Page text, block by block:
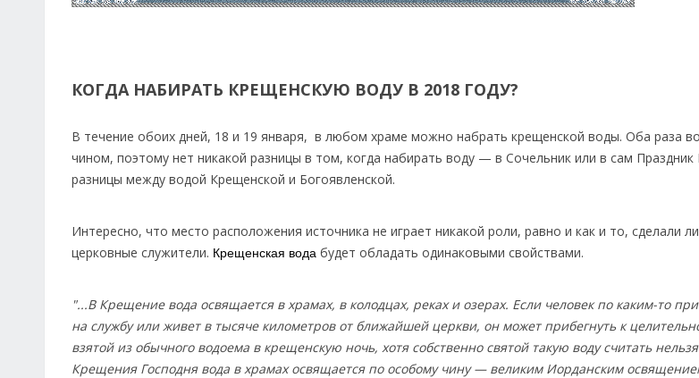
КОГДА НАБИРАТЬ КРЕЩЕНСКУЮ ВОДУ В 2018 ГОДУ?
В течение обоих дней, 18 и 19 января, в любом храме можно набрать крещенской воды. Оба раза
чином, поэтому нет никакой разницы в том, когда набирать воду — в Сочельник или в сам
разницы между водой Крещенской и Богоявленской.
Интересно, что место расположения источника не играет никакой роли, равно и как и то, сделали
церковные служители. Крещенская вода будет обладать одинаковыми свойствами.
"...В Крещение вода освящается в храмах, в колодцах, реках и озерах. Если человек по каким-то
на службу или живет в тысяче километров от ближайшей церкви, он может прибегнуть к
взятой из обычного водоема в крещенскую ночь, хотя собственно святой такую воду считать
Крещения Господня вода в храмах освящается по особому чину — великим Иорданским